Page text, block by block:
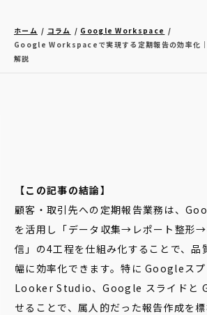
ホーム コラム
Google Workspace
Google Workspaceで実現する定期報告の効率化｜
解説
【この記事の結論】
顧客・取引先への定期報告業務は、
を活用し「データ収集→レポート整形
信」の4工程を仕組み化することで、品
幅に効率化できます。特に Googleスプ
Looker Studio、Google スライドと
せることで、属人的だった報告作成を